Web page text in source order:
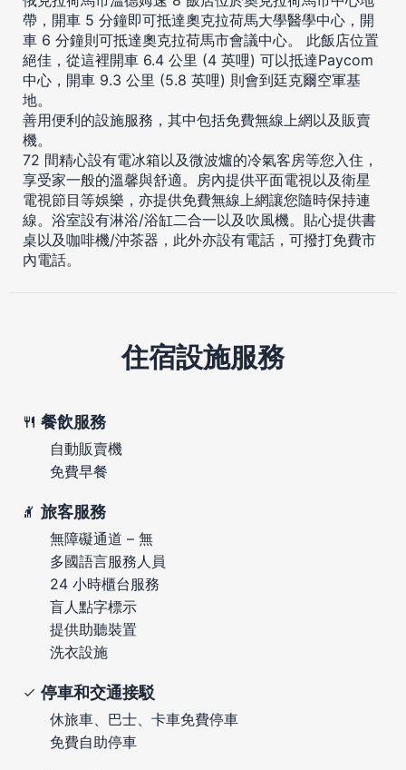
帶，開車 5 分鐘即可抵達奧克拉荷馬大學醫學中心，開
車 6 分鐘則可抵達奧克拉荷馬市會議中心。 此飯店位置
絕佳，從這裡開車 6.4 公里 (4 英哩) 可以抵達Paycom
中心，開車 9.3 公里 (5.8 英哩) 則會到廷克爾空軍基
地。
善用便利的設施服務，其中包括免費無線上網以及販賣
機。
72 間精心設有電冰箱以及微波爐的冷氣客房等您入住，
享受家一般的溫馨與舒適。房內提供平面電視以及衛星
電視節目等娛樂，亦提供免費無線上網讓您隨時保持連
線。浴室設有淋浴/浴缸二合一以及吹風機。貼心提供書
桌以及咖啡機/沖茶器，此外亦設有電話，可撥打免費市
內電話。
住宿設施服務
餐飲服務
自動販賣機
免費早餐
旅客服務
無障礙通道 – 無
多國語言服務人員
24 小時櫃台服務
盲人點字標示
提供助聽裝置
洗衣設施
停車和交通接駁
休旅車、巴士、卡車免費停車
免費自助停車